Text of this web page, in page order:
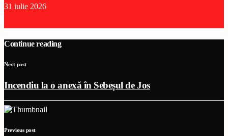
31 iulie 2026
Continue reading
Next post
Incendiu la o anexă în Sebeșul de Jos
Previous post